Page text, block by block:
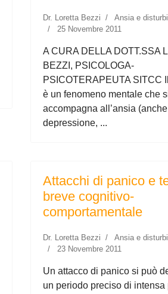
Dr. Loretta Bezzi
Ansia e
25 Novembre 2011
A CURA DELLA DOTT.SSA
BEZZI, PSICOLOGA-
PSICOTERAPEUTA SITCC
è un fenomeno mentale che
accompagna all’ansia
depressione, ...
Attacchi di panico e
breve cognitivo-
comportamentale
Dr. Loretta Bezzi
Ansia e
23 Novembre 2011
Un attacco di panico si può
un periodo preciso di intensa